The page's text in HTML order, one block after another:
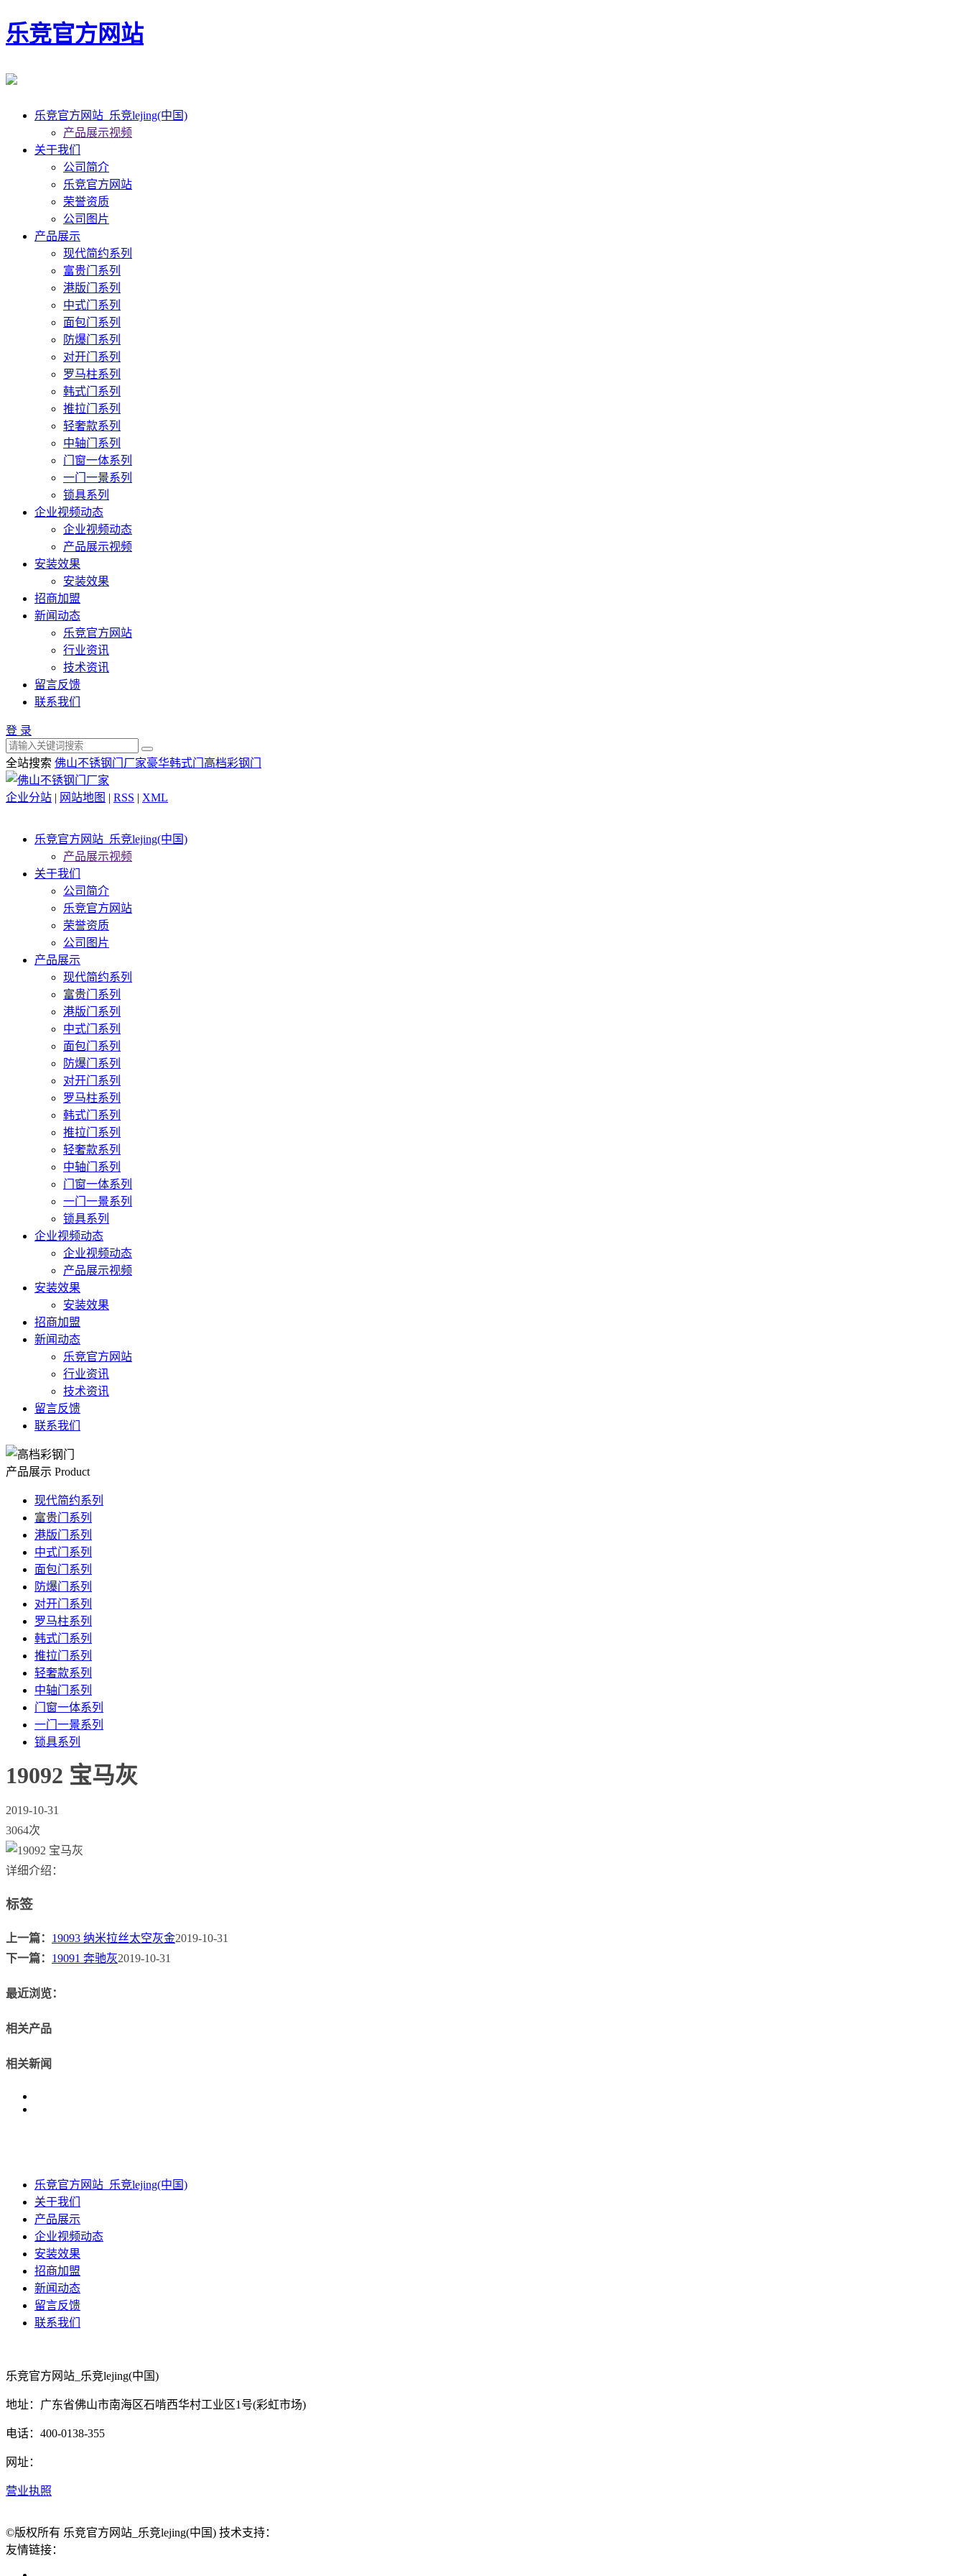
乐竞官方网站
乐竞官方网站_乐竞lejing(中国)
产品展示视频
关于我们
公司简介
乐竞官方网站
荣誉资质
公司图片
产品展示
现代简约系列
富贵门系列
港版门系列
中式门系列
面包门系列
防爆门系列
对开门系列
罗马柱系列
韩式门系列
推拉门系列
轻奢款系列
中轴门系列
门窗一体系列
一门一景系列
锁具系列
企业视频动态
企业视频动态
产品展示视频
安装效果
安装效果
招商加盟
新闻动态
乐竞官方网站
行业资讯
技术资讯
留言反馈
联系我们
登 录
全站搜索 佛山不锈钢门厂家豪华韩式门 高档彩钢门
企业分站 | 网站地图 | RSS | XML
乐竞官方网站_乐竞lejing(中国)
产品展示视频
关于我们
公司简介
乐竞官方网站
荣誉资质
公司图片
产品展示
现代简约系列
富贵门系列
港版门系列
中式门系列
面包门系列
防爆门系列
对开门系列
罗马柱系列
韩式门系列
推拉门系列
轻奢款系列
中轴门系列
门窗一体系列
一门一景系列
锁具系列
企业视频动态
企业视频动态
产品展示视频
安装效果
安装效果
招商加盟
新闻动态
乐竞官方网站
行业资讯
技术资讯
留言反馈
联系我们
产品展示 Product
现代简约系列
富贵门系列
港版门系列
中式门系列
面包门系列
防爆门系列
对开门系列
罗马柱系列
韩式门系列
推拉门系列
轻奢款系列
中轴门系列
门窗一体系列
一门一景系列
锁具系列
19092 宝马灰
2019-10-31
3064次
详细介绍：
标签
上一篇： 19093 纳米拉丝太空灰金2019-10-31
下一篇： 19091 奔驰灰2019-10-31
最近浏览：
相关产品
相关新闻
乐竞官方网站_乐竞lejing(中国)
关于我们
产品展示
企业视频动态
安装效果
招商加盟
新闻动态
留言反馈
联系我们
乐竞官方网站_乐竞lejing(中国)
地址：广东省佛山市南海区石啃西华村工业区1号(彩虹市场)
电话：400-0138-355
网址：
营业执照
©版权所有 乐竞官方网站_乐竞lejing(中国) 技术支持：
友情链接：